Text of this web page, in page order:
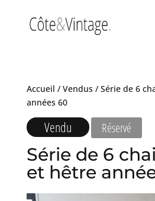
Accueil / Vendus/ Série de 6
années 60
Vendu Réservé
Série de 6
et hêtre